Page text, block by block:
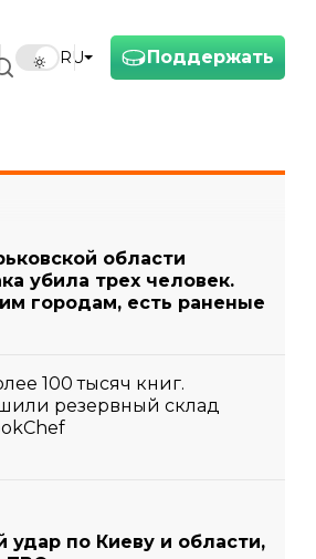
Поддержать
RU
области
убила трех человек.
городам, есть раненые
100 тысяч книг.
резервный склад
удар по Киеву и области,